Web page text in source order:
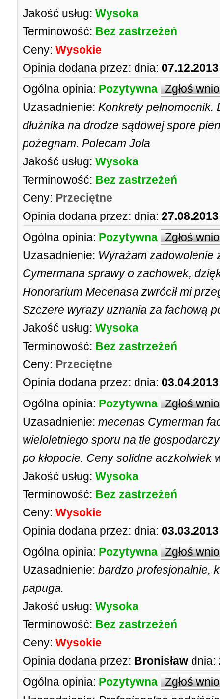
Jakość usług: Wysoka
Terminowość: Bez zastrzeżeń
Ceny: Wysokie
Opinia dodana przez: dnia:
Ogólna opinia: Pozytywna Zgłoś
Uzasadnienie: Konkrety pełnomocnik.
dłużnika na drodze sądowej spore
pożegnam. Polecam Jola
Jakość usług: Wysoka
Terminowość: Bez zastrzeżeń
Ceny: Przeciętne
Opinia dodana przez: dnia:
Ogólna opinia: Pozytywna Zgłoś
Uzasadnienie: Wyrażam zadowolenie
Cymermana sprawy o zachowek,
Honorarium Mecenasa zwrócił mi
Szczere wyrazy uznania za fachową
Jakość usług: Wysoka
Terminowość: Bez zastrzeżeń
Ceny: Przeciętne
Opinia dodana przez: dnia:
Ogólna opinia: Pozytywna Zgłoś
Uzasadnienie: mecenas Cymerman
wieloletniego sporu na tle
po kłopocie. Ceny solidne aczkolwiek
Jakość usług: Wysoka
Terminowość: Bez zastrzeżeń
Ceny: Wysokie
Opinia dodana przez: dnia:
Ogólna opinia: Pozytywna Zgłoś
Uzasadnienie: bardzo profesjonalnie,
papuga.
Jakość usług: Wysoka
Terminowość: Bez zastrzeżeń
Ceny: Wysokie
Opinia dodana przez: Bronisław dnia:
Ogólna opinia: Pozytywna Zgłoś